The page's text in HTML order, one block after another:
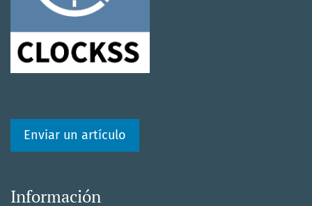
Enviar un artículo
Información